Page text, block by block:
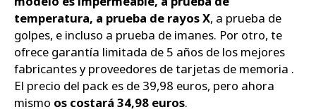
temperatura, a prueba de rayos X, a prueba de
golpes, e incluso a prueba de imanes. Por otro, te
ofrece garantía limitada de 5 años de los mejores
fabricantes y proveedores de tarjetas de memoria .
El precio del pack es de 39,98 euros, pero ahora
mismo os costará 34,98 euros.